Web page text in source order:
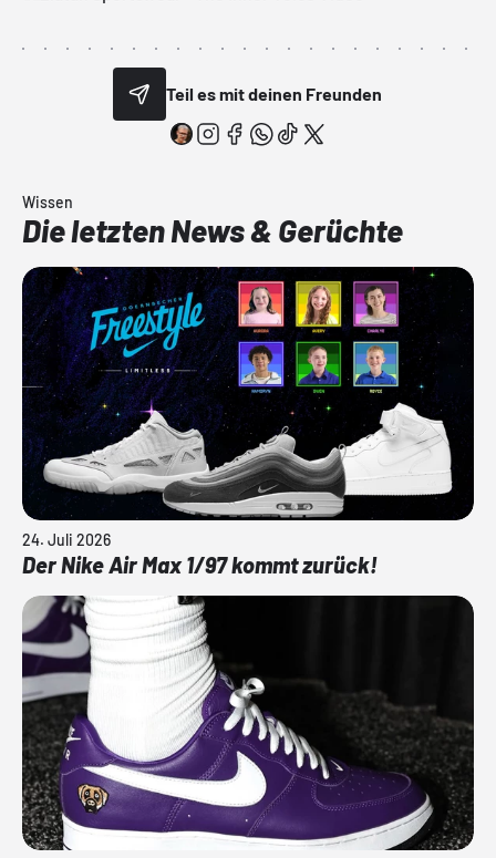
Teil es mit deinen Freunden
Wissen
Die letzten News & Gerüchte
24. Juli 2026
Der Nike Air Max 1/97 kommt zurück!